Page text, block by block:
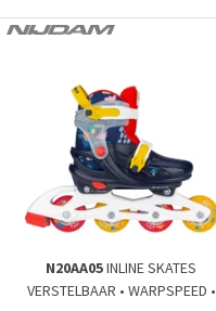
N20AA05INLINE SKATES
VERSTELBAAR • WARPSPEED •